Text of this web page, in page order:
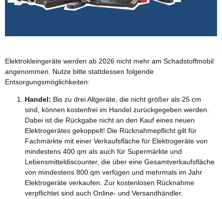
Elektrokleingeräte werden ab 2026 nicht mehr am Schadstoffmobil
angenommen. Nutze bitte stattdessen folgende
Entsorgungsmöglichkeiten:
Handel: Bis zu drei Altgeräte, die nicht größer als 25 cm
sind, können kostenfrei im Handel zurückgegeben werden.
Dabei ist die Rückgabe nicht an den Kauf eines neuen
Elektrogerätes gekoppelt! Die Rücknahmepflicht gilt für
Fachmärkte mit einer Verkaufsfläche für Elektrogeräte von
mindestens 400 qm als auch für Supermärkte und
Lebensmitteldiscounter, die über eine Gesamtverkaufsfläche
von mindestens 800 qm verfügen und mehrmals im Jahr
Elektrogeräte verkaufen. Zur kostenlosen Rücknahme
verpflichtet sind auch Online- und Versandhändler.